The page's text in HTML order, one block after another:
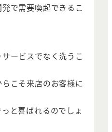
で需要喚起できるこ
ービスでなく洗うこ
こそ来店のお客様に
と喜ばれるのでしょ